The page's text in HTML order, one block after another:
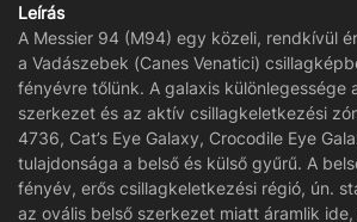
Leírás
A Messier 94 (M94) egy közeli, rendkívül
a Vadászebek (Canes Venatici)
fényévre tőlünk. A galaxis különlegessége
szerkezet és az aktív csillagkeletkezési
4736, Cat’s Eye Galaxy, Crocodile Eye
tulajdonsága a belső és külső gyűrű. A
fényév, erős csillagkeletkezési régió, ún.
az ovális belső szerkezet miatt áramlik